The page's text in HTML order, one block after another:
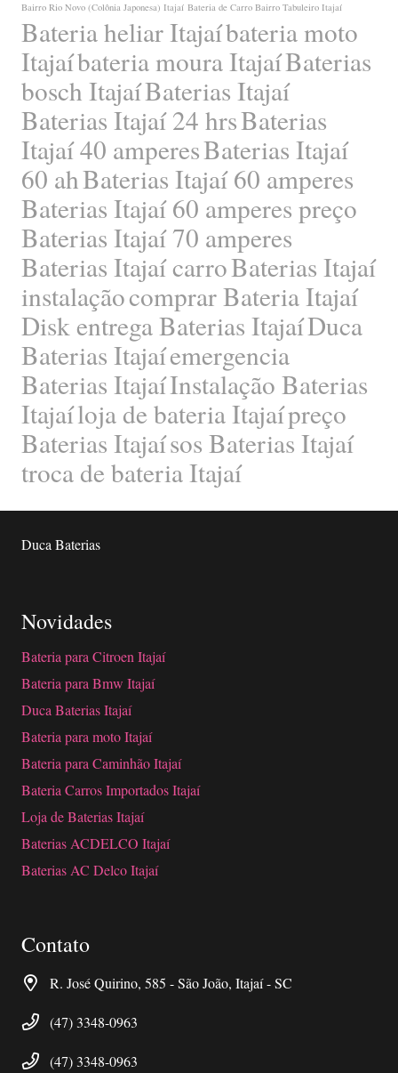
Bairro Rio Novo (Colônia Japonesa) Itajaí Bateria de Carro Bairro Tabuleiro Itajaí
Bateria heliar Itajaíbateria moto
Itajaíbateria moura ItajaíBaterias
bosch ItajaíBaterias Itajaí
Baterias Itajaí 24 hrsBaterias
Itajaí 40 amperesBaterias Itajaí
60 ahBaterias Itajaí 60 amperes
Baterias Itajaí 60 amperes preço
Baterias Itajaí 70 amperes
Baterias Itajaí carroBaterias Itajaí
instalaçãocomprar Bateria Itajaí
Disk entrega Baterias ItajaíDuca
Baterias Itajaíemergencia
Baterias ItajaíInstalação Baterias
Itajaíloja de bateria Itajaípreço
Baterias Itajaísos Baterias Itajaí
troca de bateria Itajaí
Duca Baterias
Novidades
Bateria para Citroen Itajaí
Bateria para Bmw Itajaí
Duca Baterias Itajaí
Bateria para moto Itajaí
Bateria para Caminhão Itajaí
Bateria Carros Importados Itajaí
Loja de Baterias Itajaí
Baterias ACDELCO Itajaí
Baterias AC Delco Itajaí
Contato
R. José Quirino, 585 - São João, Itajaí - SC
(47) 3348-0963
(47) 3348-0963